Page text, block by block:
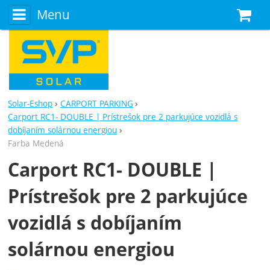
Menu
Solar-Eshop
CARPORT PARKING
Carport RC1- DOUBLE | Prístrešok pre 2 parkujúce vozidlá s
dobíjaním solárnou energiou
Farba Medená
Carport RC1- DOUBLE |
Prístrešok pre 2 parkujúce
vozidlá s dobíjaním
solárnou energiou